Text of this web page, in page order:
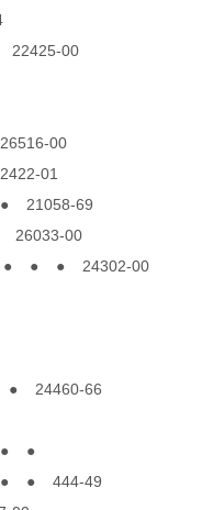
00
00
01
69
00
● ● ● 24302-00
24460-66
● ●
● 444-49